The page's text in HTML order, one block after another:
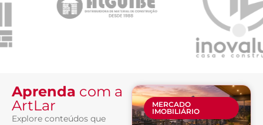
Aprenda com a
ArtLar
Explore conteúdos que
MERCADO
IMOBILIÁRIO